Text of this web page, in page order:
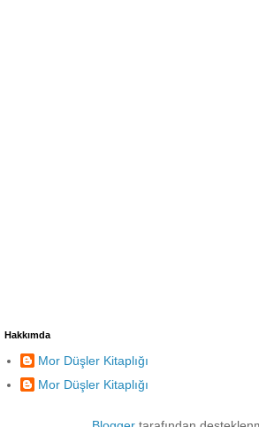
Hakkımda
Mor Düşler Kitaplığı
Mor Düşler Kitaplığı